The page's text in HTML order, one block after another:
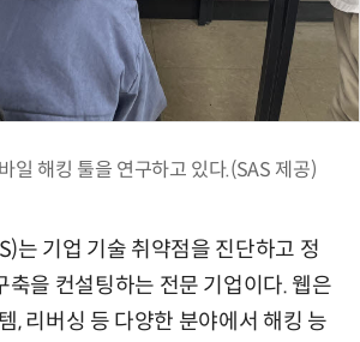
일 해킹 툴을 연구하고 있다.(SAS 제공)
는 기업 기술 취약점을 진단하고 정
축을 컨설팅하는 전문 기업이다. 웹은
, 리버싱 등 다양한 분야에서 해킹 능